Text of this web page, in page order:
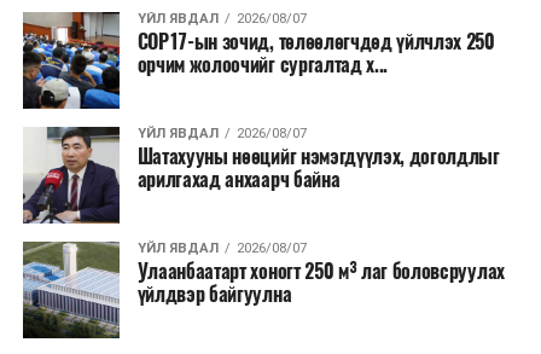
санхүүжилт
татахаар зорьж байна. Нэг төслийн
дундаж санхүүжилтийн хэмжээ700 мянган
ам.доллар байхаар тооцжээ.
ҮЙЛ ЯВДАЛ 2026/08/07
COP17-ын зочид, төлөөлөгчдөд үйлчлэх 250
орчим жолоочийг сургалтад х...
ҮЙЛ ЯВДАЛ 2026/08/07
Шатахууны нөөцийг нэмэгдүүлэх, доголдлыг
арилгахад анхаарч байна
ҮЙЛ ЯВДАЛ 2026/08/07
Улаанбаатарт хоногт 250 м³ лаг боловсруулах
үйлдвэр байгуулна